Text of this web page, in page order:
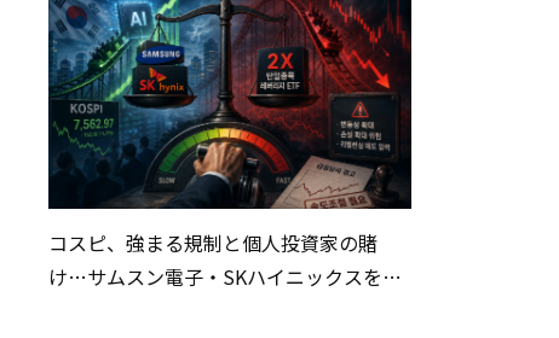
コスピ、強まる規制と個人投資家の賭
け…サムスン電子・SKハイニックスを巡